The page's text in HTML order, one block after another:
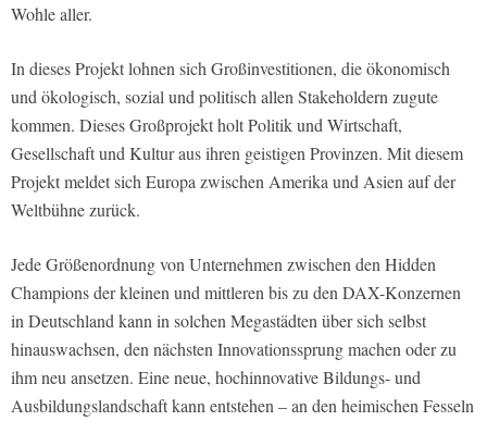
Wohle aller.
In dieses Projekt lohnen sich Großinvestitionen, die ökonomisch
und ökologisch, sozial und politisch allen Stakeholdern zugute
kommen. Dieses Großprojekt holt Politik und Wirtschaft,
Gesellschaft und Kultur aus ihren geistigen Provinzen. Mit diesem
Projekt meldet sich Europa zwischen Amerika und Asien auf der
Weltbühne zurück.
Jede Größenordnung von Unternehmen zwischen den Hidden
Champions der kleinen und mittleren bis zu den DAX-Konzernen
in Deutschland kann in solchen Megastädten über sich selbst
hinauswachsen, den nächsten Innovationssprung machen oder zu
ihm neu ansetzen. Eine neue, hochinnovative Bildungs- und
Ausbildungslandschaft kann entstehen – an den heimischen Fesseln